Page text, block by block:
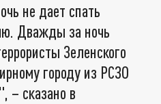
не дает спать
Дважды за ночь
Зеленского
городу из РСЗО
– сказано в